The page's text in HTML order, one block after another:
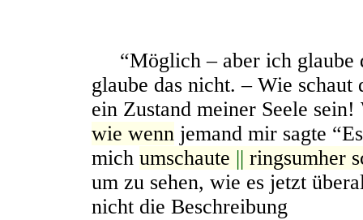
“Möglich – aber ich glaube
glaube das nicht. – Wie schaut
ein Zustand meiner Seele
wie wenn jemand mir sagte
mich umschaute || ringsumher
um zu sehen, wie es jetzt
nicht die Beschreibung